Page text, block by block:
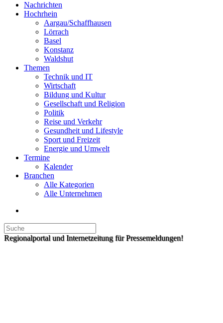
Nachrichten
Hochrhein
Aargau/Schaffhausen
Lörrach
Basel
Konstanz
Waldshut
Themen
Technik und IT
Wirtschaft
Bildung und Kultur
Gesellschaft und Religion
Politik
Reise und Verkehr
Gesundheit und Lifestyle
Sport und Freizeit
Energie und Umwelt
Termine
Kalender
Branchen
Alle Kategorien
Alle Unternehmen
Regionalportal und Internetzeitung für Pressemeldungen!